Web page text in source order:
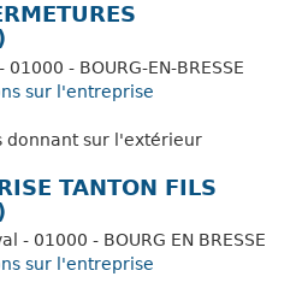
01000 - BOURG-EN-BRESSE
sur l'entreprise
donnant sur l'extérieur
TANTON FILS
- 01000 - BOURG EN BRESSE
sur l'entreprise